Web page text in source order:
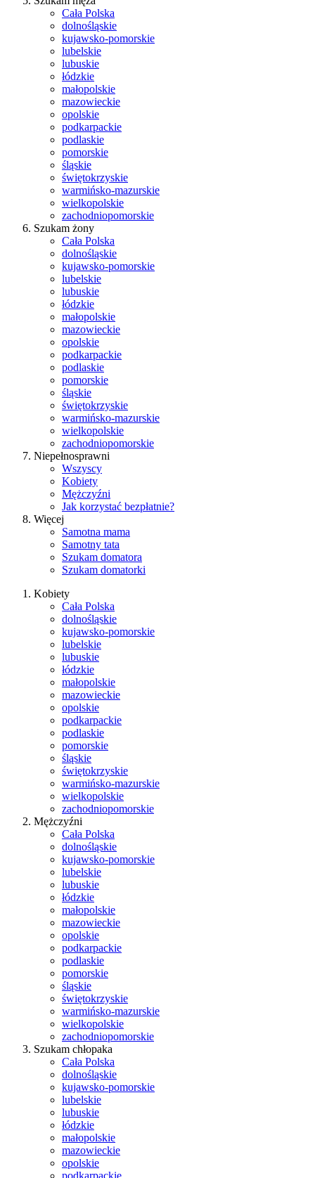
Cała Polska
dolnośląskie
kujawsko-pomorskie
lubelskie
lubuskie
łódzkie
małopolskie
mazowieckie
opolskie
podkarpackie
podlaskie
pomorskie
śląskie
świętokrzyskie
warmińsko-mazurskie
wielkopolskie
zachodniopomorskie
Szukam żony
Cała Polska
dolnośląskie
kujawsko-pomorskie
lubelskie
lubuskie
łódzkie
małopolskie
mazowieckie
opolskie
podkarpackie
podlaskie
pomorskie
śląskie
świętokrzyskie
warmińsko-mazurskie
wielkopolskie
zachodniopomorskie
Niepełnosprawni
Wszyscy
Kobiety
Mężczyźni
Jak korzystać bezpłatnie?
Więcej
Samotna mama
Samotny tata
Szukam domatora
Szukam domatorki
Kobiety
Cała Polska
dolnośląskie
kujawsko-pomorskie
lubelskie
lubuskie
łódzkie
małopolskie
mazowieckie
opolskie
podkarpackie
podlaskie
pomorskie
śląskie
świętokrzyskie
warmińsko-mazurskie
wielkopolskie
zachodniopomorskie
Mężczyźni
Cała Polska
dolnośląskie
kujawsko-pomorskie
lubelskie
lubuskie
łódzkie
małopolskie
mazowieckie
opolskie
podkarpackie
podlaskie
pomorskie
śląskie
świętokrzyskie
warmińsko-mazurskie
wielkopolskie
zachodniopomorskie
Szukam chłopaka
Cała Polska
dolnośląskie
kujawsko-pomorskie
lubelskie
lubuskie
łódzkie
małopolskie
mazowieckie
opolskie
podkarpackie